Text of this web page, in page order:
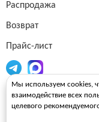
Распродажа
Возврат
Прайс-лист
Огнетушители
Мы используем cookies,
взаимодействие всех
целевого